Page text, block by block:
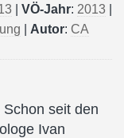
VÖ-Jahr: 2013
Autor: CA
seit den
Ivan